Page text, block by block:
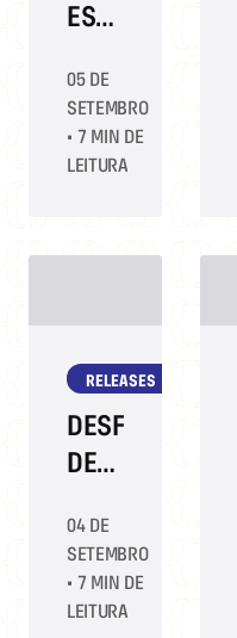
ESCOLAR:
HISTÓRIAS
PARA
CONTAR
BIENAL
05 DE
SETEMBRO
• 7 MIN DE
LEITURA
RELEASES
DESFILE
DE
COM
CASSANDRA
CLARE
04 DE
SETEMBRO
• 7 MIN DE
LEITURA